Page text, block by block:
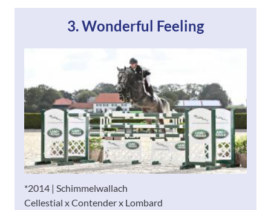
3. Wonderful Feeling
*2014 | Schimmelwallach
Cellestial x Contender x Lombard